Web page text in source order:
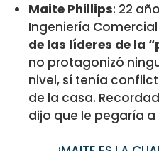
Maite Phillips: 22
Ingeniería
de las líderes de la
no protagonizó
nivel, sí tenía
de la casa.
dijo que le pegaría